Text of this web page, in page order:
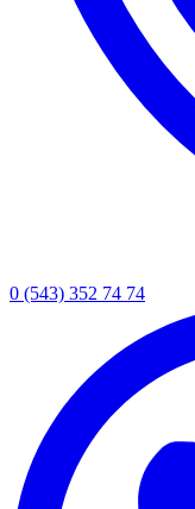
0 (543) 352 74 74